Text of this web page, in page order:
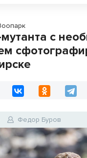
с
Федор Буров